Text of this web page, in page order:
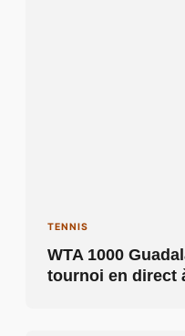
TENNIS
WTA 1000
tournoi en direct